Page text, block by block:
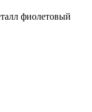
фиолетовый